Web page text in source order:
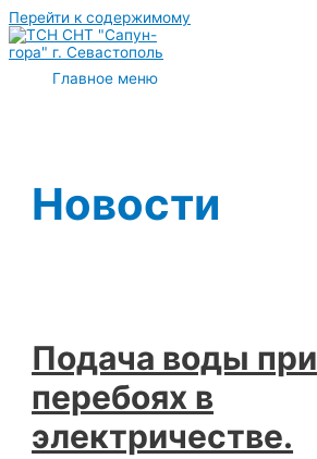
Перейти к содержимому
Главное меню
Новости
Подача воды при
перебоях в
электричестве.